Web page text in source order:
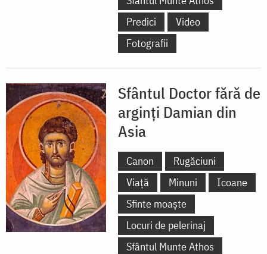
Predici
Video
Fotografii
Sfântul Doctor fără de
arginți Damian din
Asia
Canon
Rugăciuni
Viață
Minuni
Icoane
Sfinte moaște
Locuri de pelerinaj
Sfântul Munte Athos